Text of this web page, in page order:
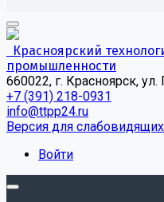
Красноярский
промышленности
660022, г. Красноярск,
+7 (391) 218-0931
info@ttpp24.ru
Версия для слабовидящих
Войти